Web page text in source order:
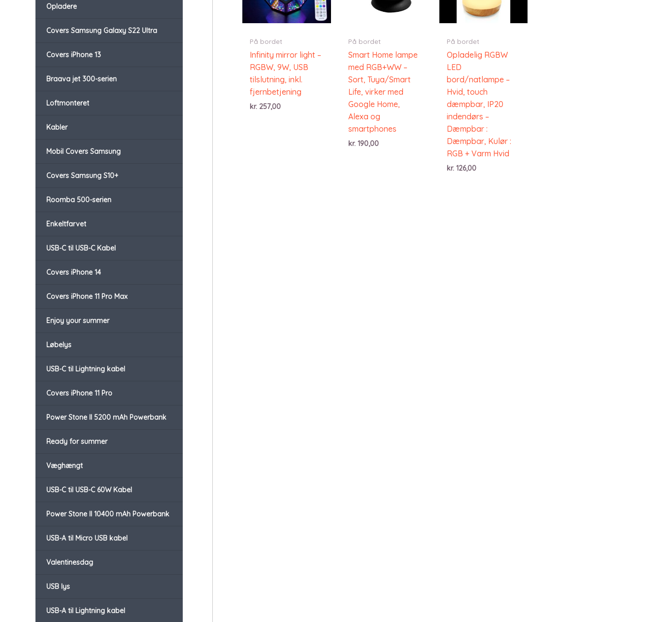
Opladere
Covers Samsung Galaxy S22 Ultra
Covers iPhone 13
Braava jet 300-serien
Loftmonteret
Kabler
Mobil Covers Samsung
Covers Samsung S10+
Roomba 500-serien
Enkeltfarvet
USB-C til USB-C Kabel
Covers iPhone 14
Covers iPhone 11 Pro Max
Enjoy your summer
Løbelys
USB-C til Lightning kabel
Covers iPhone 11 Pro
Power Stone II 5200 mAh Powerbank
Ready for summer
Væghængt
USB-C til USB-C 60W Kabel
Power Stone II 10400 mAh Powerbank
USB-A til Micro USB kabel
Valentinesdag
USB lys
USB-A til Lightning kabel
På bordet
Infinity mirror light –
RGBW, 9W, USB
tilslutning, inkl.
fjernbetjening
kr. 257,00
På bordet
Smart Home lampe
med RGB+WW –
Sort, Tuya/Smart
Life, virker med
Google Home,
Alexa og
smartphones
kr.190,00
På bordet
Opladelig RGBW
LED
bord/natlampe –
Hvid, touch
dæmpbar, IP20
indendørs –
Dæmpbar :
Dæmpbar, Kulør :
RGB + Varm Hvid
kr.126,00